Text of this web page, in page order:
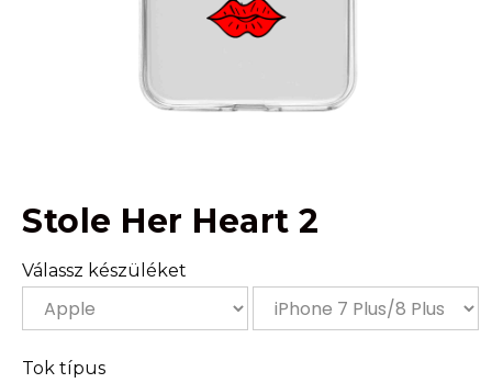
Stole Her Heart 2
Válassz készüléket
Tok típus